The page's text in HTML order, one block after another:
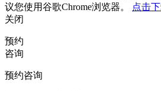
议您使用谷歌Chrome浏览器。
点击
关闭
预约
咨询
预约咨询